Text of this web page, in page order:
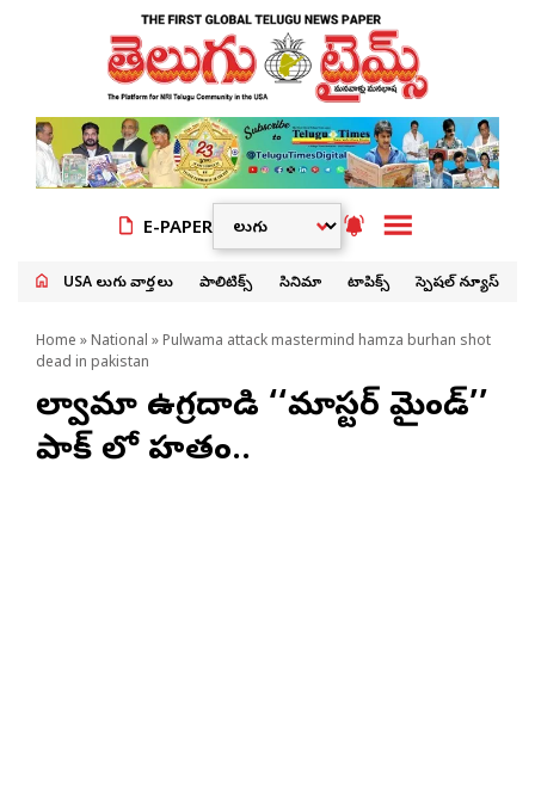
E-PAPER
USA తెలుగు వార్తలు పాలిటిక్స్ సినిమా టాపిక్స్ స్పెషల్ న్యూస్
Home » National » Pulwama attack mastermind hamza burhan shot
dead in pakistan
పుల్వామా ఉగ్రదాడి ‘‘మాస్టర్ మైండ్’’
పాక్ లో హతం..